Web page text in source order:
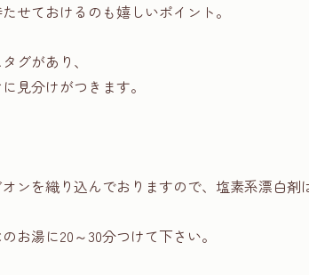
せておけるのも嬉しいポイント。
グがあり、
見分けがつきます。
ンを織り込んでおりますので、塩素系漂白剤
お湯に20～30分つけて下さい。